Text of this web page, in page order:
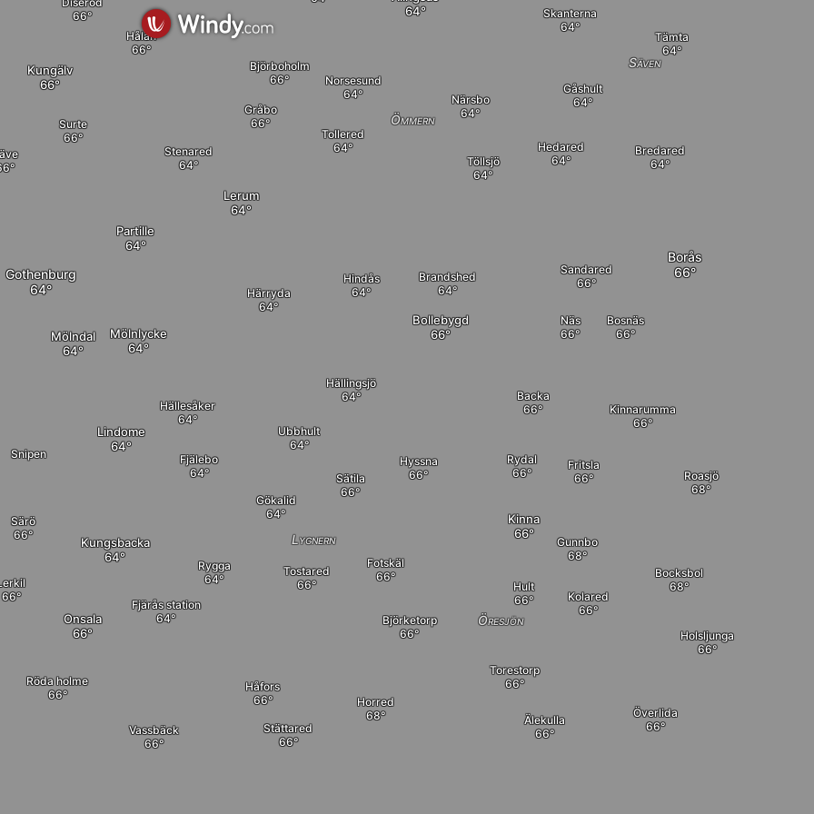
Snipen
Säven
Gåshult
Borås
Sandared
Bredared
Hedared
Särö
Hålan
Kungälv
Gothenburg
Partille
Surte
Gråbo
Lerum
Stenared
Ömmern
Björboholm
Norsesund
Tollered
Närsbo
Töllsjö
Gökalid
Ubbhult
Bollebygd
Brandshed
Härryda
Hindås
Sätila
Hällingsjö
Hyssna
Roasjö
Backa
Bosnäs
Näs
Kinnarumma
Fritsla
Rydal
Mölndal Mölnlycke
Lindome
Fjälebo
Hällesåker
Älekulla
Kinna
Hult
Torestorp
Öresjön
Kolared
Bocksbol
Gunnbo
Holsljunga
Överlida
Skanterna
Tämta
Håfors
Rygga
Kungsbacka
Vassbäck
Röda holme
Onsala
Fjärås station
Stättared
Tostared
Lygnern
Björketorp
Horred
Fotskäl